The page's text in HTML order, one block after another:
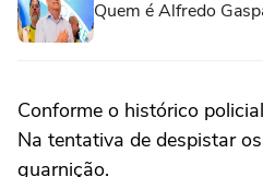
Quem é Alfredo
Conforme o histórico
Na tentativa de despistar
guarnição.